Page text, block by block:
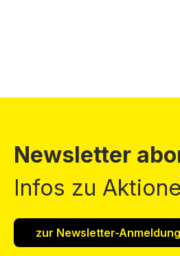
Newsletter
Infos zu
zur Newsletter-Anmeldung